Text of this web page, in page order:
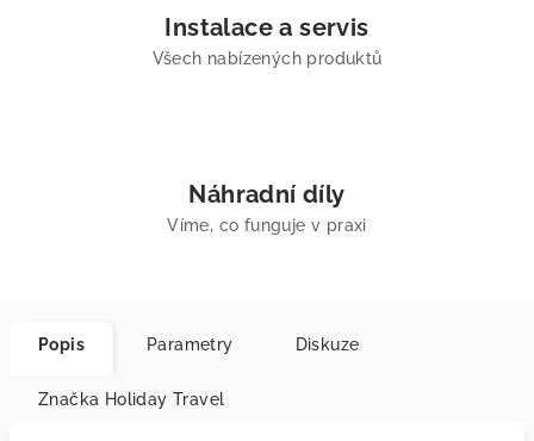
Instalace a servis
Všech nabízených produktů
Náhradní díly
Víme, co funguje v praxi
Popis Parametry Diskuze
Značka Holiday Travel